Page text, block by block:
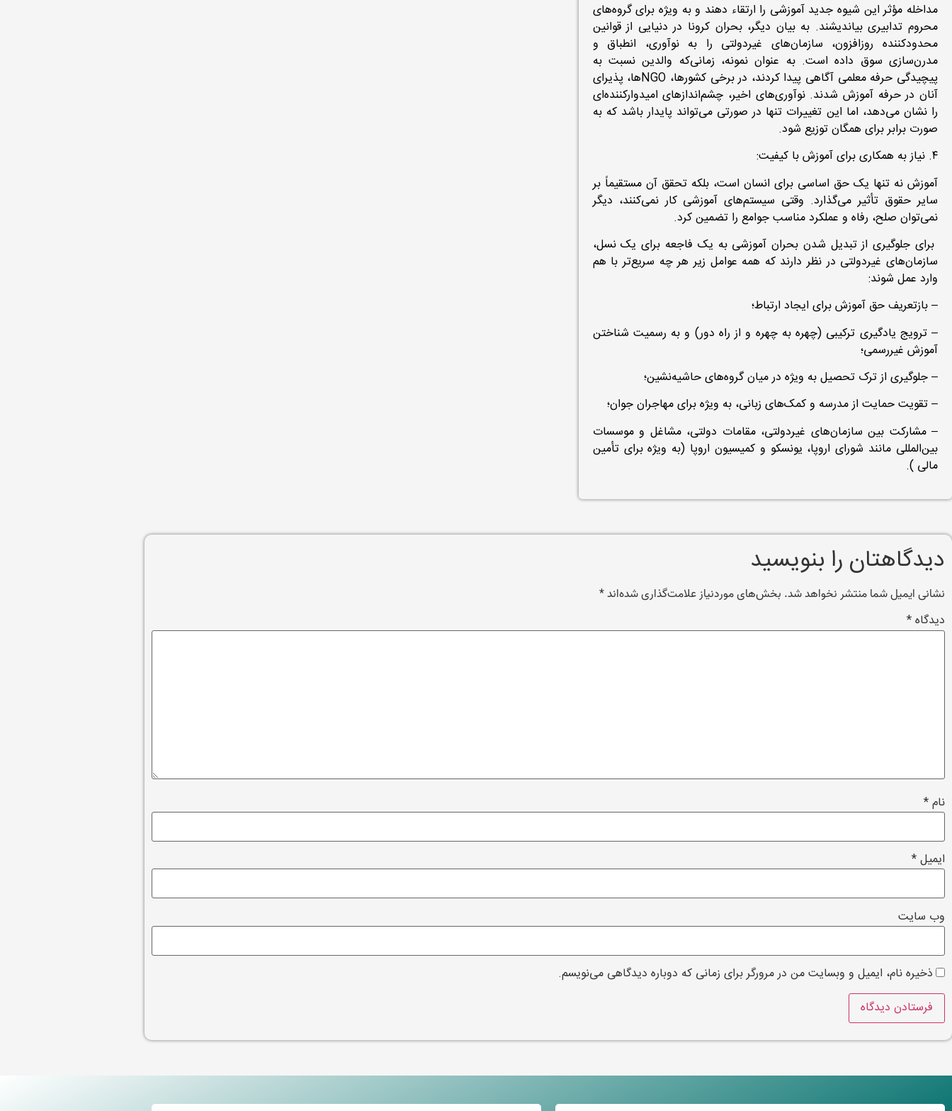
مداخله مؤثر این شیوه جدید آموزشی را ارتقاء دهند و به ویژه برای گروه‌های
محروم تدابیری بیاندیشند. به بیان دیگر، بحران کرونا در دنیایی از قوانین
محدودکننده روزافزون، سازمان‌های غیردولتی را به نوآوری، انطباق و
مدرن‌سازی سوق داده است. به عنوان نمونه، زمانی‌که والدین نسبت به
پیچیدگی حرفه معلمی آگاهی پیدا کردند، در برخی کشورها، NGO‌ها، پذیرای
آنان در حرفه آموزش شدند. نوآوری‌های اخیر، چشم‌اندازهای امیدوارکننده‌ای
را نشان می‌دهد، اما این تغییرات تنها در صورتی می‌تواند پایدار باشد که به
صورت برابر برای همگان توزیع شود.
۴. نیاز به همکاری برای آموزش با کیفیت:
آموزش نه تنها یک حق اساسی برای انسان است، بلکه تحقق آن مستقیماً بر
سایر حقوق تأثیر می‌گذارد. وقتی سیستم‌های آموزشی کار نمی‌کنند، دیگر
نمی‌توان صلح، رفاه و عملکرد مناسب جوامع را تضمین کرد.
برای جلوگیری از تبدیل شدن بحران آموزشی به یک فاجعه برای یک نسل،
سازمان‌های غیردولتی در نظر دارند که همه عوامل زیر هر چه سریع‌تر با هم
وارد عمل شوند:
– بازتعریف حق آموزش برای ایجاد ارتباط؛
– ترویج یادگیری ترکیبی (چهره به چهره و از راه دور) و به رسمیت شناختن
آموزش غیررسمی؛
– جلوگیری از ترک تحصیل به ویژه در میان گروه‌های حاشیه‌نشین؛
– تقویت حمایت از مدرسه و کمک‌های زبانی، به ویژه برای مهاجران جوان؛
– مشارکت بین سازمان‌های غیردولتی، مقامات دولتی، مشاغل و موسسات
بین‌المللی مانند شورای اروپا، یونسکو و کمیسیون اروپا (به ویژه برای تأمین
مالی ).
دیدگاهتان را بنویسید
نشانی ایمیل شما منتشر نخواهد شد. بخش‌های موردنیاز علامت‌گذاری شده‌اند*
دیدگاه*
نام*
ایمیل*
وب‌ سایت
ذخیره نام، ایمیل و وبسایت من در مرورگر برای زمانی که دوباره دیدگاهی می‌نویسم.